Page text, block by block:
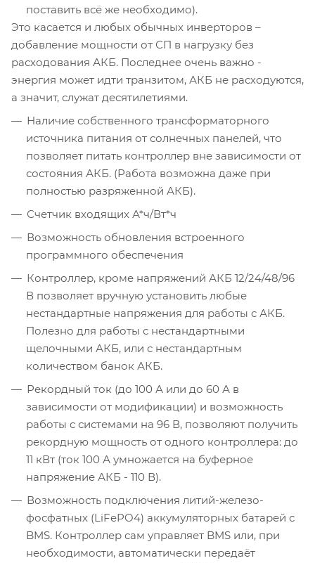
поставить всё же необходимо).
Это касается и любых обычных инверторов –
добавление мощности от СП в нагрузку без
расходования АКБ. Последнее очень важно -
энергия может идти транзитом, АКБ не расходуются,
а значит, служат десятилетиями.
Наличие собственного трансформаторного
источника питания от солнечных панелей, что
позволяет питать контроллер вне зависимости от
состояния АКБ. (Работа возможна даже при
полностью разряженной АКБ).
Счетчик входящих А*ч/Вт*ч
Возможность обновления встроенного
программного обеспечения
Контроллер, кроме напряжений АКБ 12/24/48/96
В позволяет вручную установить любые
нестандартные напряжения для работы с АКБ.
Полезно для работы с нестандартными
щелочными АКБ, или с нестандартным
количеством банок АКБ.
Рекордный ток (до 100 А или до 60 А в
зависимости от модификации) и возможность
работы с системами на 96 В, позволяют получить
рекордную мощность от одного контроллера: до
11 кВт (ток 100 А умножается на буферное
напряжение АКБ - 110 В).
Возможность подключения литий-железо-
фосфатных (LiFePO4) аккумуляторных батарей с
BMS. Контроллер сам управляет BMS или, при
необходимости, автоматически передаёт